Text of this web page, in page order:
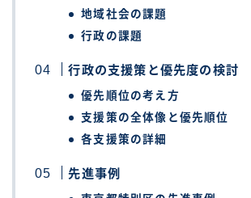
地域社会の課題
行政の課題
行政の支援策と優先度の検討
優先順位の考え方
支援策の全体像と優先順位
各支援策の詳細
先進事例